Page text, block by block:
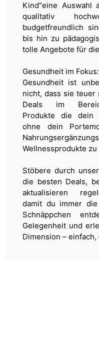
Kind"eine Auswahl
qualitativ
budgetfreundlich
bis hin zu
tolle Angebote für
Gesundheit im
Gesundheit ist
nicht, dass sie teuer
Deals im
Produkte die dein
ohne dein
Wellnessprodukte zu
Stöbere durch
die besten Deals,
aktualisieren
damit du immer
Schnäppchen
Gelegenheit und
Dimension – einfach,